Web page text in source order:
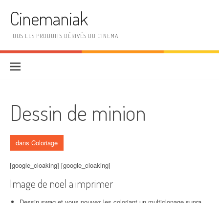
Cinemaniak
TOUS LES PRODUITS DÉRIVÉS DU CINEMA
Dessin de minion
dans Coloriage
[google_cloaking] [google_cloaking]
Image de noel a imprimer